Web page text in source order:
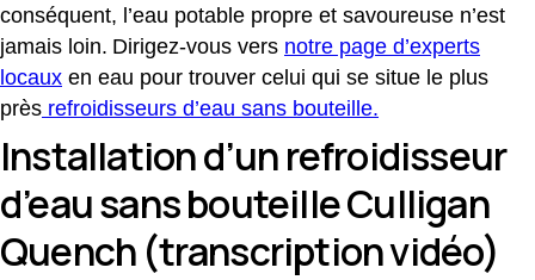
conséquent, l’eau potable propre et savoureuse n’est
jamais loin. Dirigez-vous vers notre page d’experts
locaux en eau pour trouver celui qui se situe le plus
près refroidisseurs d’eau sans bouteille.
Installation d’un refroidisseur
d’eau sans bouteille Culligan
Quench (transcription vidéo)